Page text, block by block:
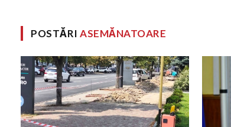
POSTĂRIASEMĂNATOARE